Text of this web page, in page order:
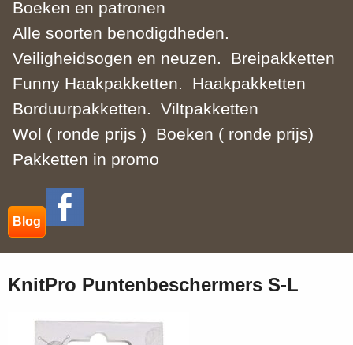
Boeken en patronen
Alle soorten benodigdheden.
Veiligheidsogen en neuzen.
Breipakketten
Funny Haakpakketten.
Haakpakketten
Borduurpakketten.
Viltpakketten
Wol ( ronde prijs )
Boeken ( ronde prijs)
Pakketten in promo
Blog
KnitPro Puntenbeschermers S-L